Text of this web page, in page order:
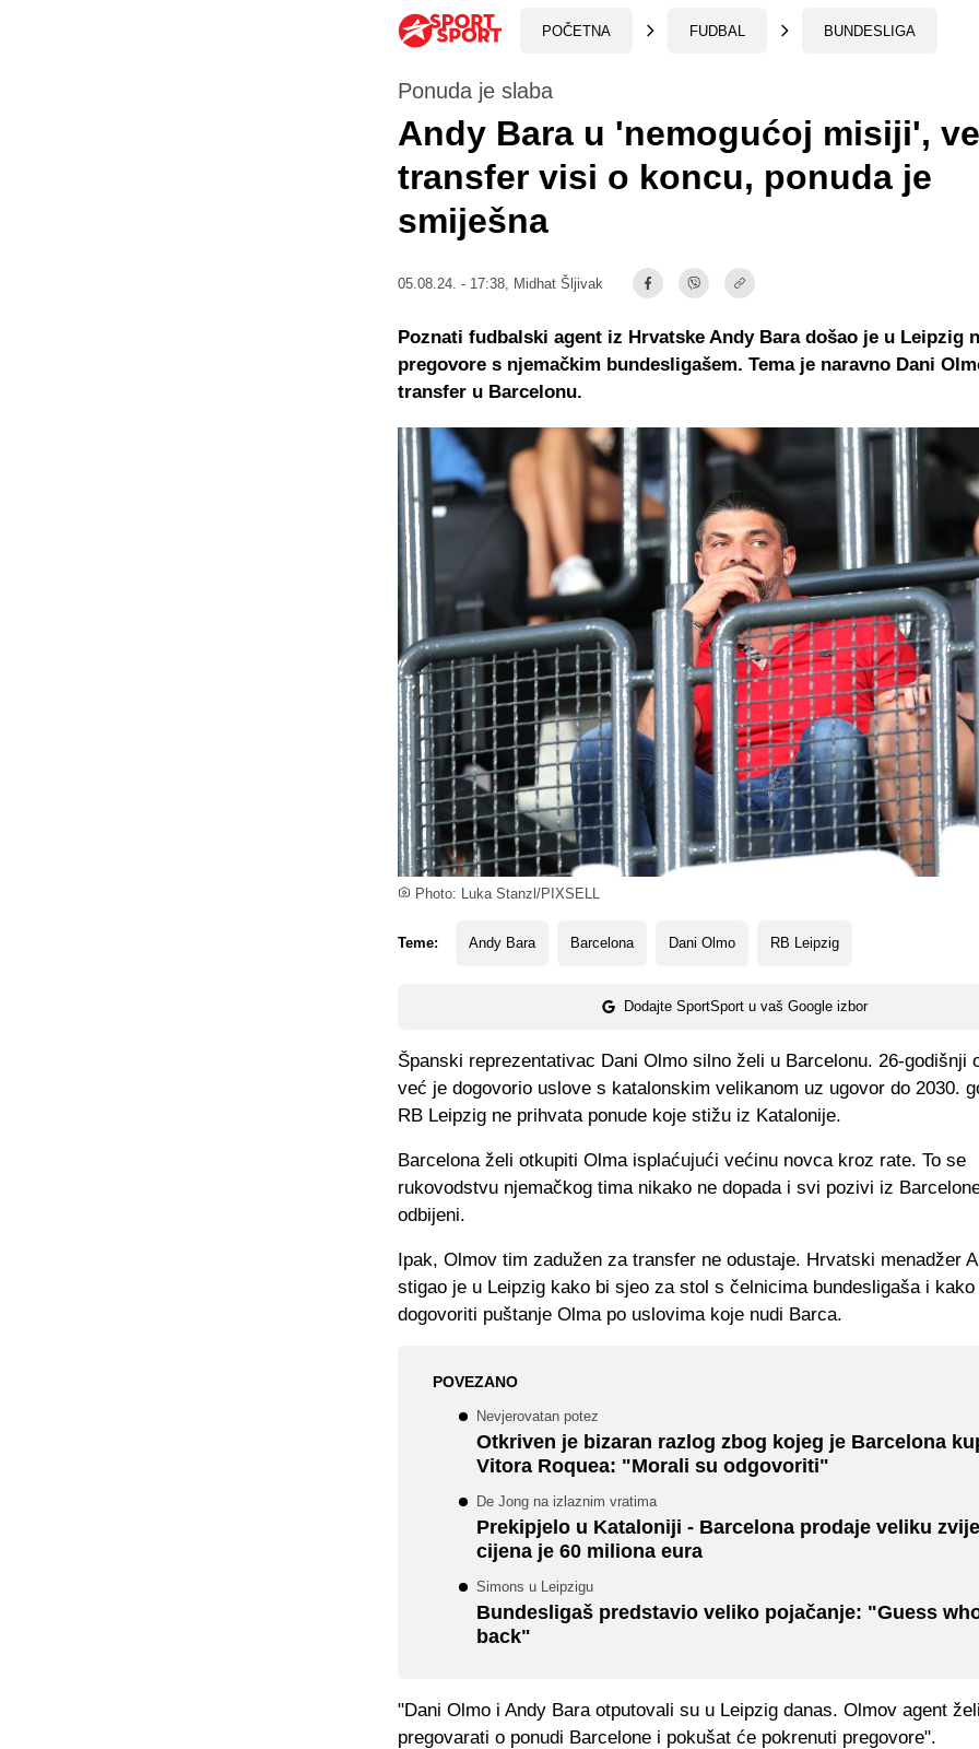
POČETNA FUDBAL BUNDESLIGA
Photo: Luka Stanzl/PIXSELL
Ponuda je slaba
Andy Bara u 'nemogućoj misiji',
transfer visi o koncu, ponuda je
smiješna
05.08.24. - 17:38, Midhat Šljivak
Teme: Andy Bara Barcelona Dani Olmo RB Leipzig
Dodajte SportSport u vaš Google izbor
Poznati fudbalski agent iz Hrvatske Andy Bara došao je u Leipzig
pregovore s njemačkim bundesligašem. Tema je naravno Dani
transfer u Barcelonu.
Španski reprezentativac Dani Olmo silno želi u Barcelonu. 26-godišnji
već je dogovorio uslove s katalonskim velikanom uz ugovor do 2030.
RB Leipzig ne prihvata ponude koje stižu iz Katalonije.
Barcelona želi otkupiti Olma isplaćujući većinu novca kroz rate. To se
rukovodstvu njemačkog tima nikako ne dopada i svi pozivi iz
odbijeni.
Ipak, Olmov tim zadužen za transfer ne odustaje. Hrvatski menadžer
stigao je u Leipzig kako bi sjeo za stol s čelnicima bundesligaša i
dogovoriti puštanje Olma po uslovima koje nudi Barca.
POVEZANO
Nevjerovatan potez
Otkriven je bizaran razlog zbog kojeg je Barcelona
Vitora Roquea: "Morali su odgovoriti"
De Jong na izlaznim vratima
Prekipjelo u Kataloniji - Barcelona prodaje veliku
cijena je 60 miliona eura
Simons u Leipzigu
Bundesligaš predstavio veliko pojačanje: "Guess
back"
"Dani Olmo i Andy Bara otputovali su u Leipzig danas. Olmov agent želi
pregovarati o ponudi Barcelone i pokušat će pokrenuti pregovore".